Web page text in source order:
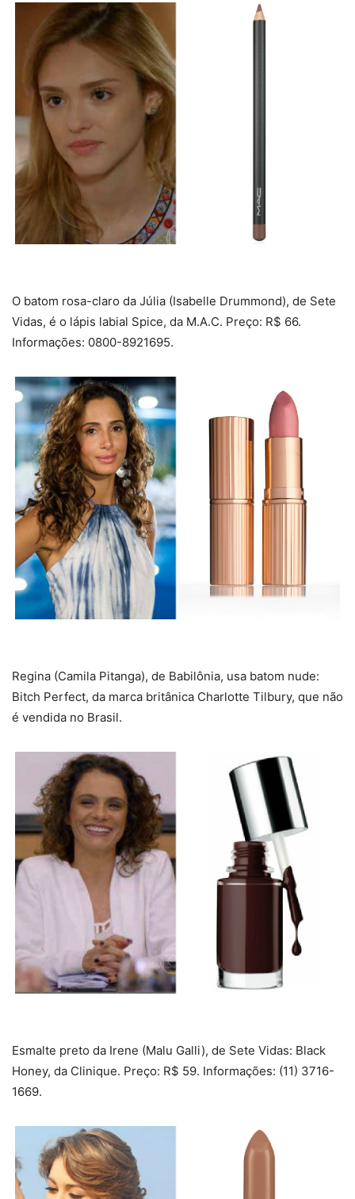
O batom rosa-claro da Júlia (Isabelle Drummond), de Sete
Vidas, é o lápis labial Spice, da M.A.C. Preço: R$ 66.
Informações: 0800-8921695.
Regina (Camila Pitanga), de Babilônia, usa batom nude:
Bitch Perfect, da marca britânica Charlotte Tilbury, que não
é vendida no Brasil.
Esmalte preto da Irene (Malu Galli), de Sete Vidas: Black
Honey, da Clinique. Preço: R$ 59. Informações: (11) 3716-
1669.